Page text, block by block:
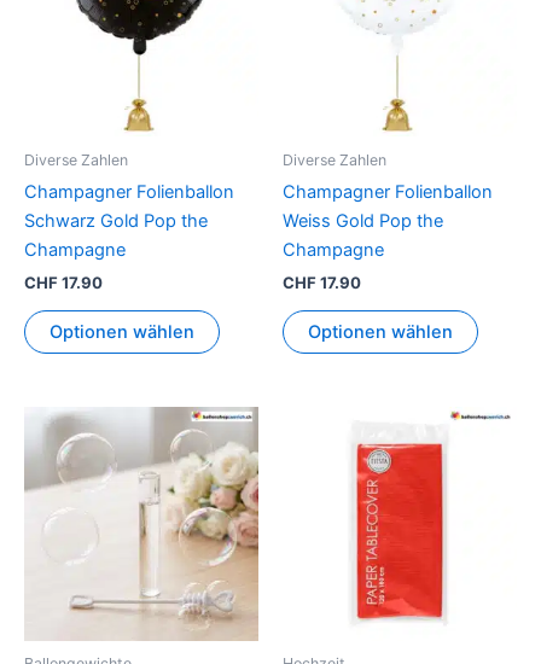
Diverse Zahlen
Champagner Folienballon
Schwarz Gold Pop the
Champagne
CHF17.90
Optionen wählen
Diverse Zahlen
Champagner Folienballon
Weiss Gold Pop the
Champagne
CHF17.90
Optionen wählen